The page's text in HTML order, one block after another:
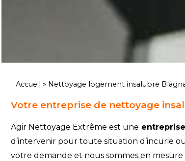
Accueil » Nettoyage logement insalubre
Votre entreprise de nettoyage
Agir Nettoyage Extrême est une entreprise
d’intervenir pour toute situation d’incurie
votre demande et nous sommes en